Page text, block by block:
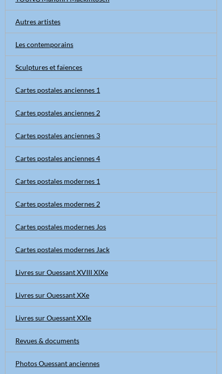
Autres artistes
Les contemporains
Sculptures et faïences
Cartes postales anciennes 1
Cartes postales anciennes 2
Cartes postales anciennes 3
Cartes postales anciennes 4
Cartes postales modernes 1
Cartes postales modernes 2
Cartes postales modernes Jos
Cartes postales modernes Jack
Livres sur Ouessant XVIII XIXe
Livres sur Ouessant XXe
Livres sur Ouessant XXIe
Revues & documents
Photos Ouessant anciennes